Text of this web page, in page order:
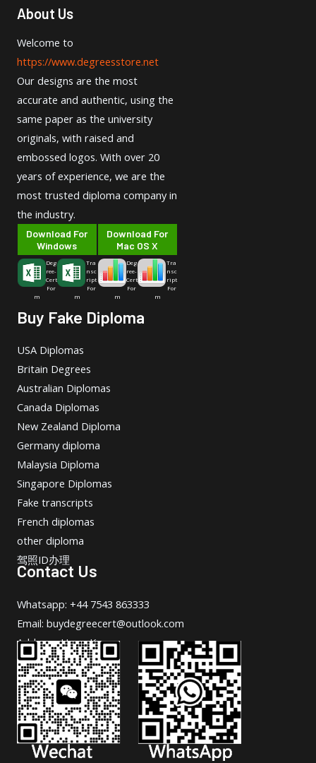
About Us
Welcome to
https://www.degreesstore.net
Our designs are the most
accurate and authentic, using the
same paper as the university
originals, with raised and
embossed logos. With over 20
years of experience, we are the
most trusted diploma company in
the industry.
Download For
Windows
Deg
ree-
Cert
For
m
Tra
nsc
ript
For
m
Download For
Mac OS X
Deg
ree-
Cert
For
m
Tra
nsc
ript
For
m
Buy Fake Diploma
USA Diplomas
Britain Degrees
Australian Diplomas
Canada Diplomas
New Zealand Diploma
Germany diploma
Malaysia Diploma
Singapore Diplomas
Fake transcripts
French diplomas
other diploma
驾照ID办理
Contact Us
Whatsapp: +44 7543 863333
Email: buydegreecert@outlook.com
Address: Hong Kong.